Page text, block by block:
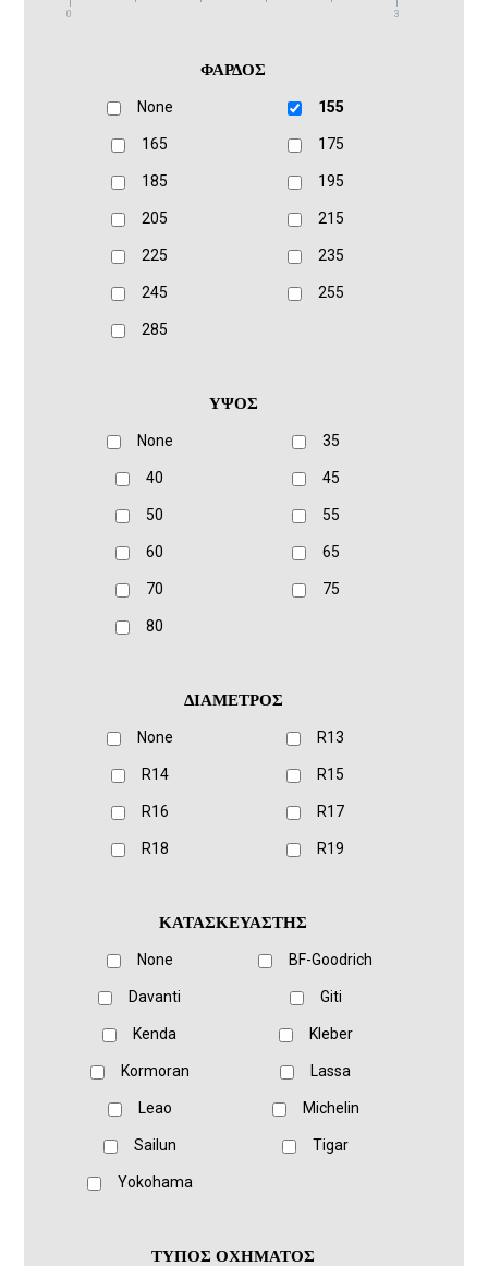
0 3
ΦΑΡΔΟΣ
None 155
165 175
185 195
205 215
225 235
245 255
285
ΥΨΟΣ
None 35
40 45
50 55
60 65
70 75
80
ΔΙΑΜΕΤΡΟΣ
None R13
R14 R15
R16 R17
R18 R19
ΚΑΤΑΣΚΕΥΑΣΤΗΣ
None BF-Goodrich
Davanti Giti
Kenda Kleber
Kormoran Lassa
Leao Michelin
Sailun Tigar
Yokohama
ΤΥΠΟΣ ΟΧΗΜΑΤΟΣ